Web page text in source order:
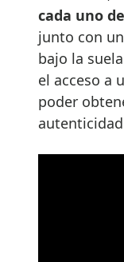
cada uno
junto con
bajo la
el acceso a
poder